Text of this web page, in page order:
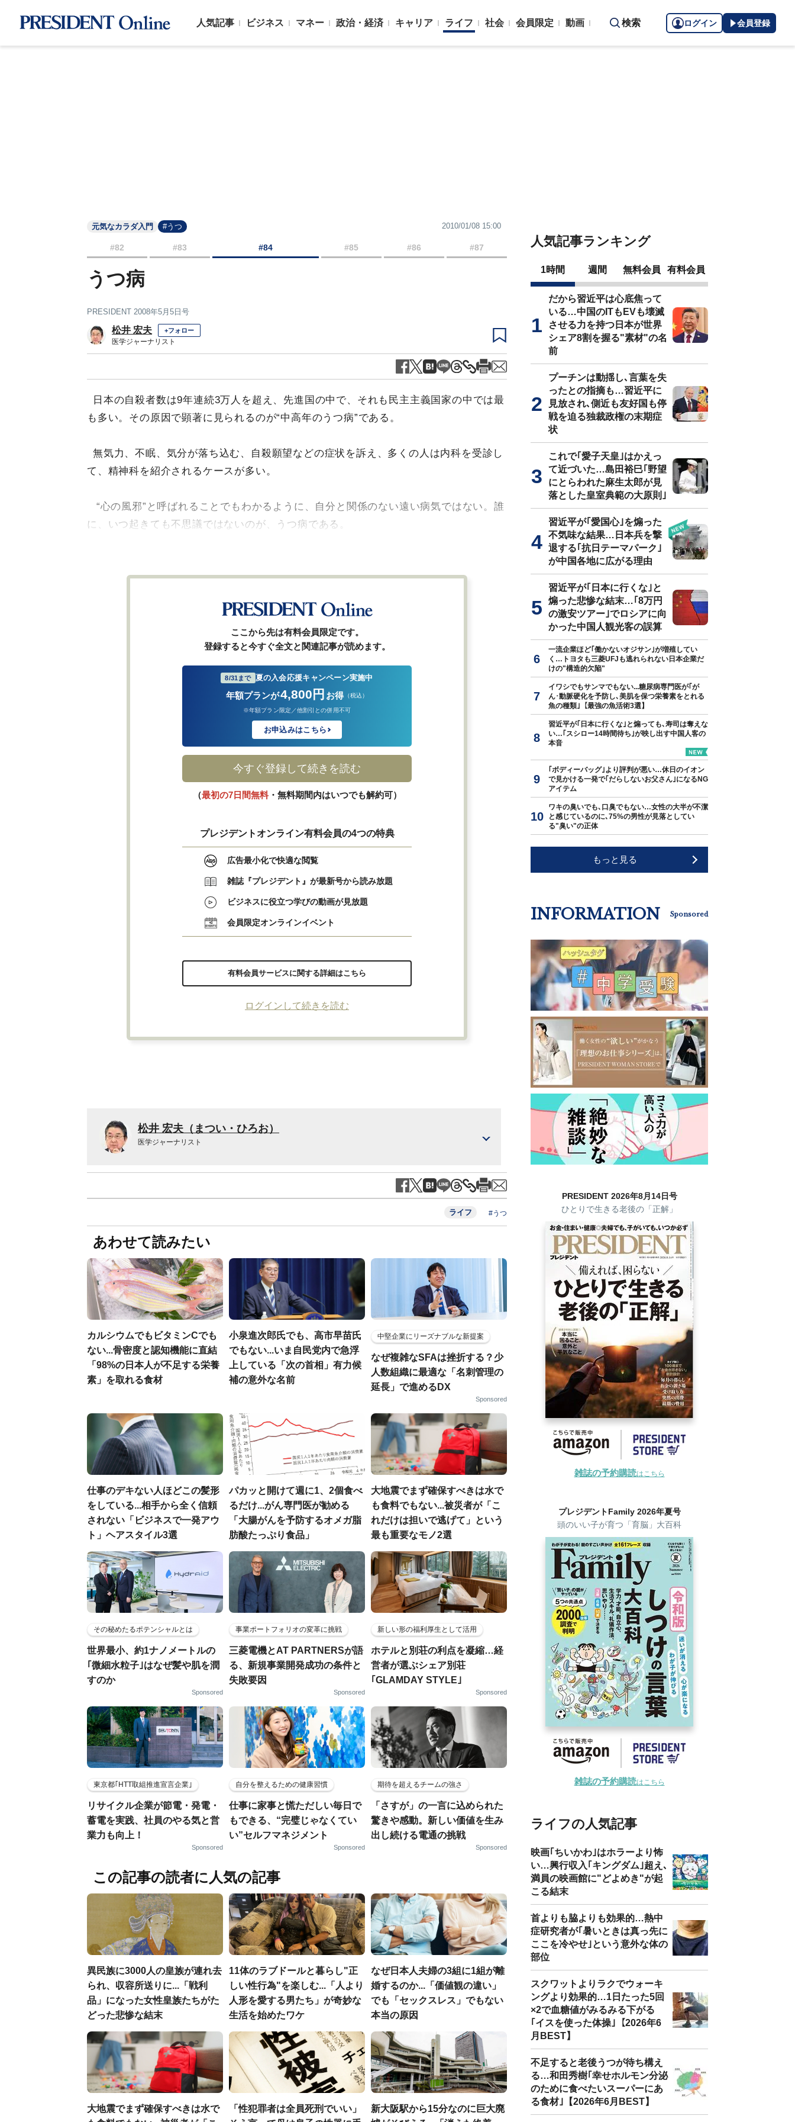
人気記事 ビジネス マネー 政治・経済 キャリア ライフ 社会 会員限定 動画 検索 ログイン 会員登録
元気なカラダ入門 #うつ 2010/01/08 15:00
#82 #83 #84 #85 #86 #87
うつ病
PRESIDENT 2008年5月5日号
松井 宏夫 +フォロー
医学ジャーナリスト
日本の自殺者数は9年連続3万人を超え、先進国の中で、それも民主主義国家の中では最
も多い。その原因で顕著に見られるのが“中高年のうつ病”である。
無気力、不眠、気分が落ち込む、自殺願望などの症状を訴え、多くの人は内科を受診し
て、精神科を紹介されるケースが多い。
“心の風邪”と呼ばれることでもわかるように、自分と関係のない遠い病気ではない。誰
に、いつ起きても不思議ではないのが、うつ病である。
ここから先は有料会員限定です。
登録すると今すぐ全文と関連記事が読めます。
8/31まで 夏の入会応援キャンペーン実施中
年額プランが4,800円 お得 （税込）
※年額プラン限定／他割引との併用不可
お申込みはこちら
今すぐ登録して続きを読む
（最初の7日間無料・無料期間内はいつでも解約可）
プレジデントオンライン有料会員の4つの特典
広告最小化で快適な閲覧
雑誌『プレジデント』が最新号から読み放題
ビジネスに役立つ学びの動画が見放題
会員限定オンラインイベント
有料会員サービスに関する詳細はこちら
ログインして続きを読む
松井 宏夫（まつい・ひろお）
医学ジャーナリスト
ライフ #うつ
あわせて読みたい
カルシウムでもビタミンCでも
ない...骨密度と認知機能に直結
「98%の日本人が不足する栄養
素」を取れる食材
小泉進次郎氏でも、高市早苗氏
でもない...いま自民党内で急浮
上している「次の首相」有力候
補の意外な名前
中堅企業にリーズナブルな新提案
なぜ複雑なSFAは挫折する？少
人数組織に最適な「名刺管理の
延長」で進めるDX
Sponsored
仕事のデキない人ほどこの髪形
をしている...相手から全く信頼
されない「ビジネスで一発アウ
ト」ヘアスタイル3選
パカッと開けて週に1、2個食べ
るだけ...がん専門医が勧める
「大腸がんを予防するオメガ脂
肪酸たっぷり食品」
大地震でまず確保すべきは水で
も食料でもない...被災者が「こ
れだけは担いで逃げて」という
最も重要なモノ2選
その秘めたるポテンシャルとは
世界最小、約1ナノメートルの
｢微細水粒子｣はなぜ髪や肌を潤
すのか
Sponsored
事業ポートフォリオの変革に挑戦
三菱電機とAT PARTNERSが語
る、新規事業開発成功の条件と
失敗要因
Sponsored
新しい形の福利厚生として活用
ホテルと別荘の利点を凝縮…経
営者が選ぶシェア別荘
｢GLAMDAY STYLE｣
Sponsored
東京都｢HTT取組推進宣言企業｣
リサイクル企業が節電・発電・
蓄電を実践、社員のやる気と営
業力も向上！
Sponsored
自分を整えるための健康習慣
仕事に家事と慌ただしい毎日で
もできる、“完璧じゃなくてい
い”セルフマネジメント
Sponsored
期待を超えるチームの強さ
「さすが」の一言に込められた
驚きや感動。新しい価値を生み
出し続ける電通の挑戦
Sponsored
この記事の読者に人気の記事
異民族に3000人の皇族が連れ去
られ、収容所送りに...「戦利
品」になった女性皇族たちがた
どった悲惨な結末
11体のラブドールと暮らし"正
しい性行為"を楽しむ...「人より
人形を愛する男たち」が奇妙な
生活を始めたワケ
なぜ日本人夫婦の3組に1組が離
婚するのか...「価値観の違い」
でも「セックスレス」でもない
本当の原因
大地震でまず確保すべきは水で
「性犯罪者は全員死刑でいい」
新大阪駅から15分なのに巨大廃
人気記事ランキング
1時間 週間 無料会員 有料会員
だから習近平は心底焦って
いる…中国のITもEVも壊滅
させる力を持つ日本が世界
シェア8割を握る"素材"の名
前
プーチンは動揺し､言葉を失
ったとの指摘も…習近平に
見放され､側近も友好国も停
戦を迫る独裁政権の末期症
状
これで｢愛子天皇｣はかえっ
て近づいた…島田裕巳｢野望
にとらわれた麻生太郎が見
落とした皇室典範の大原則｣
習近平が｢愛国心｣を煽った
不気味な結果…日本兵を撃
退する｢抗日テーマパーク｣
が中国各地に広がる理由
習近平が｢日本に行くな｣と
煽った悲惨な結末…｢8万円
の激安ツアー｣でロシアに向
かった中国人観光客の誤算
一流企業ほど｢働かないオジサン｣が増殖してい
く…トヨタも三菱UFJも逃れられない日本企業だ
けの"構造的欠陥"
イワシでもサンマでもない...糖尿病専門医が｢が
ん･動脈硬化を予防し､美肌を保つ栄養素をとれる
魚の種類｣【最強の魚活術3選】
習近平が｢日本に行くな｣と煽っても､寿司は奪えな
い…｢スシロー14時間待ち｣が映し出す中国人客の
本音
｢ボディーバッグ｣より評判が悪い…休日のイオン
で見かける一発で｢だらしないお父さん｣になるNG
アイテム
ワキの臭いでも､口臭でもない…女性の大半が不潔
と感じているのに､75%の男性が見落としてい
る"臭い"の正体
もっと見る
INFORMATION Sponsored
PRESIDENT 2026年8月14日号
ひとりで生きる老後の「正解」
雑誌の予約購読はこちら
プレジデントFamily 2026年夏号
頭のいい子が育つ「育脳」大百科
雑誌の予約購読はこちら
ライフの人気記事
映画｢ちいかわ｣はホラーより怖
い…興行収入｢キングダム｣超え､
満員の映画館に"どよめき"が起
こる結末
首よりも脇よりも効果的…熱中
症研究者が｢暑いときは真っ先に
ここを冷やせ｣という意外な体の
部位
スクワットよりラクでウォーキ
ングより効果的…1日たった5回
×2で血糖値がみるみる下がる
｢イスを使った体操｣【2026年6
月BEST】
不足すると老後うつが待ち構え
る…和田秀樹｢幸せホルモン分泌
のために食べたいスーパーにあ
る食材｣【2026年6月BEST】